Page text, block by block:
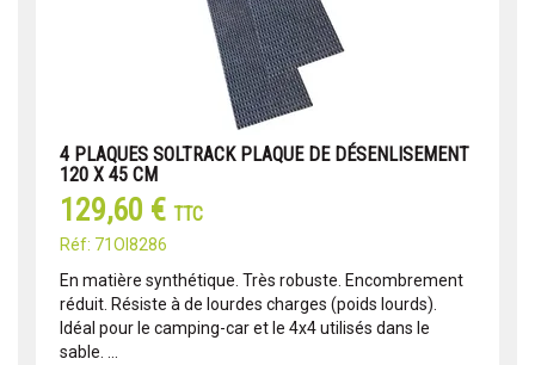
4 PLAQUES SOLTRACK PLAQUE DE DÉSENLISEMENT
120 X 45 CM
129,60 € TTC
Réf: 71OI8286
En matière synthétique. Très robuste. Encombrement
réduit. Résiste à de lourdes charges (poids lourds).
Idéal pour le camping-car et le 4x4 utilisés dans le
sable. ...